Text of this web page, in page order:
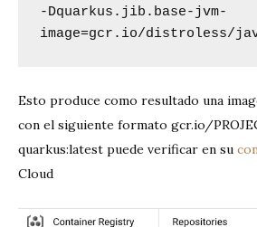
-Dquarkus.jib.base-jvm-
image=gcr.io/distroless/
Esto produce como resultado una
con el siguiente formato gcr.io/
quarkus:latest puede verificar en su
Cloud